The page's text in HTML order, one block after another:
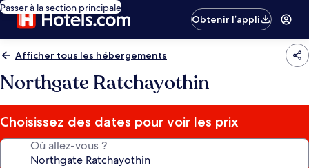
Passer à la section principale
Obtenir l’appli
Afficher tous les hébergements
Northgate Ratchayothin
Choisissez des dates pour voir les prix
Où allez-vous ?